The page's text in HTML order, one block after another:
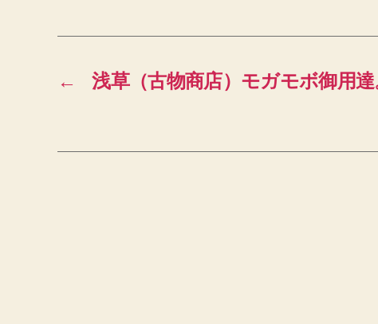
← 浅草（古物商店）モガモボ御用達